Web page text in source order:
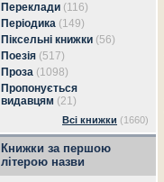
Переклади (116)
Періодика (149)
Піксельні книжки (56)
Поезія (517)
Проза (1098)
Пропонується
видавцям (21)
Всі книжки (1660)
Книжки за першою
літерою назви